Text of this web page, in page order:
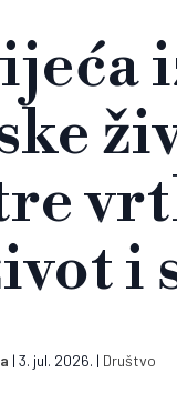
i
|3. jul. 2026. | Društvo